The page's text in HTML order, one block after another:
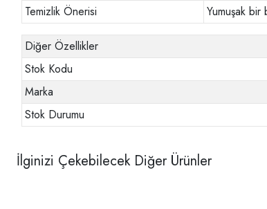
Temizlik Önerisi
Yumuşak
Diğer Özellikler
Stok Kodu
Marka
Stok Durumu
İlginizi Çekebilecek Diğer Ürünler